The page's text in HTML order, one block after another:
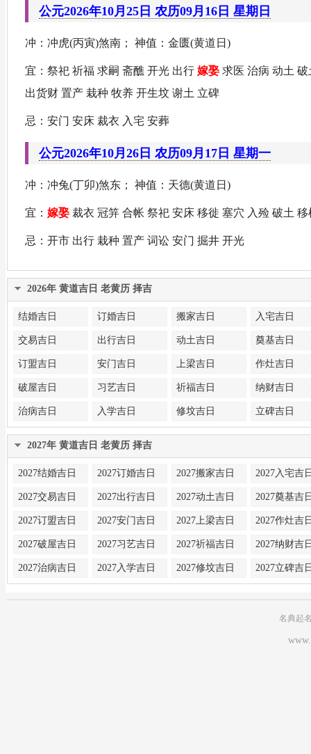
公元2026年10月25日 农历09月16日 星期日
冲：冲虎(丙寅)煞南； 神值：金匮(黄道日)
宜：祭祀 祈福 求嗣 斋醮 开光 出行 嫁娶 求医 治病 动土
出货财 置产 栽种 牧养 开生坟 谢土 立碑
忌：安门 安床 裁衣 入宅 安葬
公元2026年10月26日 农历09月17日 星期一
冲：冲兔(丁卯)煞东； 神值：天德(黄道日)
宜： 嫁娶 裁衣 冠笄 合帐 祭祀 安床 移徙 塞穴 入殓 破土 移
忌：开市 出行 栽种 置产 词讼 安门 掘井 开光
2026年 黄道吉日 老黄历 择吉
结婚吉日 订婚吉日 搬家吉日 入宅吉日
交易吉日 出行吉日 动土吉日 奠基吉日
订盟吉日 安门吉日 上梁吉日 作灶吉日
破屋吉日 习艺吉日 祈福吉日 纳财吉日
治病吉日 入学吉日 修坟吉日 立碑吉日
2027年 黄道吉日 老黄历 择吉
2027结婚吉日 2027订婚吉日 2027搬家吉日 2027入宅吉
2027交易吉日 2027出行吉日 2027动土吉日 2027奠基吉
2027订盟吉日 2027安门吉日 2027上梁吉日 2027作灶吉
2027破屋吉日 2027习艺吉日 2027祈福吉日 2027纳财吉
2027治病吉日 2027入学吉日 2027修坟吉日 2027立碑吉
名典起